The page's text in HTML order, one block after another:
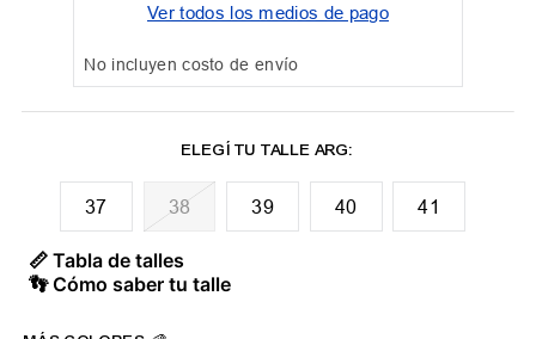
Ver todos los medios de pago
No incluyen costo de envío
37 38 39 40 41
📏 Tabla de talles
👣 Cómo saber tu talle